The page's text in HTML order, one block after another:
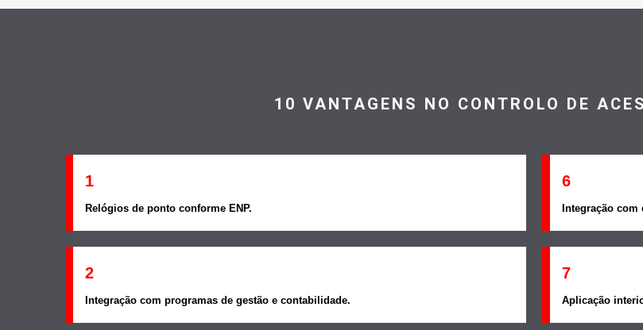
10 VANTAGENS NO CONTROLO DE
1
Relógios de ponto conforme ENP.
2
Integração com programas de gestão e contabilidade.
6
Integração com
7
Aplicação